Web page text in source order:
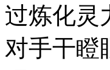
过炼化灵
对手干瞪